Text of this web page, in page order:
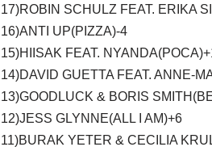
17)ROBIN SCHULZ FEAT. ERIKA
16)ANTI UP(PIZZA)-4
15)HIISAK FEAT.
14)DAVID GUETTA FEAT. ANNE-
13)GOODLUCK & BORIS
12)JESS GLYNNE(ALL I AM)+6
11)BURAK YETER & CECILIA